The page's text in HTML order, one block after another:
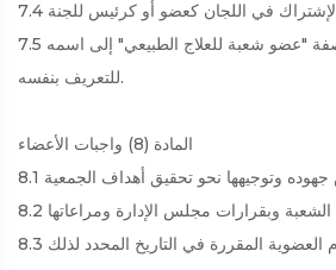
الإشتراك في اللجان كعضو أو كرئيس للجنة
7.5 يحق للعضو إضافة صفة "عضو شعبة للعلاج الطبيعي" إلى اسمه
للتعريف بنفسه.
المادة (8) واجبات الأعضاء
جهوده وتوجيهها نحو تحقيق أهداف الجمعية
الشعبة وبقرارات مجلس الإدارة ومراعاتها